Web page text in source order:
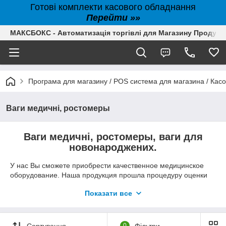
Готові комплекти касового обладнання
Перейти »»
МАКСБОКС - Автоматизація торгівлі для Магазину
Програма для магазину / POS система для магазина /
Ваги медичні, ростомеры
Ваги медичні, ростомеры, ваги для
новонароджених.
У нас Вы сможете приобрести качественное медицинское
оборудование. Наша продукция прошла процедуру оценки
необходимость дополнительного контроля представителями
найдёте такой ассортимент как: Весы электронные
медицинские для новорожденных 15 кг – 20 кг
Показати все